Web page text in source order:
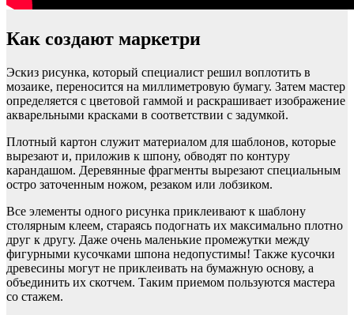
Как создают маркетри
Эскиз рисунка, который специалист решил воплотить в
мозаике, переносится на миллиметровую бумагу. Затем мастер
определяется с цветовой гаммой и раскрашивает изображение
акварельными красками в соответствии с задумкой.
Плотный картон служит материалом для шаблонов, которые
вырезают и, приложив к шпону, обводят по контуру
карандашом. Деревянные фрагменты вырезают специальным
остро заточенным ножом, резаком или лобзиком.
Все элементы одного рисунка приклеивают к шаблону
столярным клеем, стараясь подогнать их максимально плотно
друг к другу. Даже очень маленькие промежутки между
фигурными кусочками шпона недопустимы! Также кусочки
древесины могут не приклеивать на бумажную основу, а
объединить их скотчем. Таким приемом пользуются мастера
со стажем.